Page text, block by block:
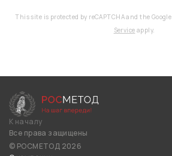
This site is protected by reCAPTCHA and the Google
Service apply.
К началу
Все права защищены
© РОСМЕТОД 2026